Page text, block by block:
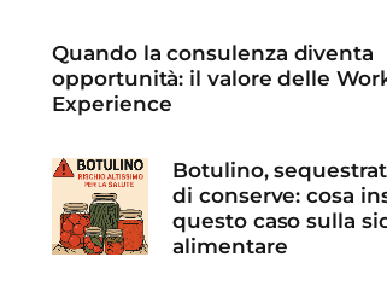
Quando la consulenza diventa
opportunità: il valore delle
Experience
Botulino,
di conserve: cosa
questo caso sulla
alimentare